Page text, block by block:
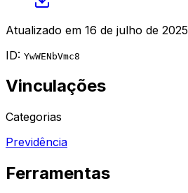
Atualizado em 16 de julho de 2025
ID: YwWENbVmc8
Vinculações
Categorias
Previdência
Ferramentas